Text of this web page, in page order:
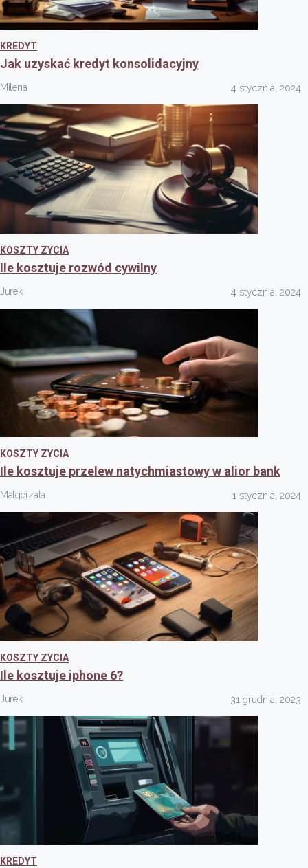
KREDYT
Jak uzyskać kredyt konsolidacyjny
Milena 4 stycznia, 2024
KOSZTY ZYCIA
Ile kosztuje rozwód cywilny
Jurek 4 stycznia, 2024
KOSZTY ZYCIA
Ile kosztuje przelew natychmiastowy w alior bank
Malgorzata 1 stycznia, 2024
KOSZTY ZYCIA
Ile kosztuje iphone 6?
Jurek 31 grudnia, 2023
KREDYT